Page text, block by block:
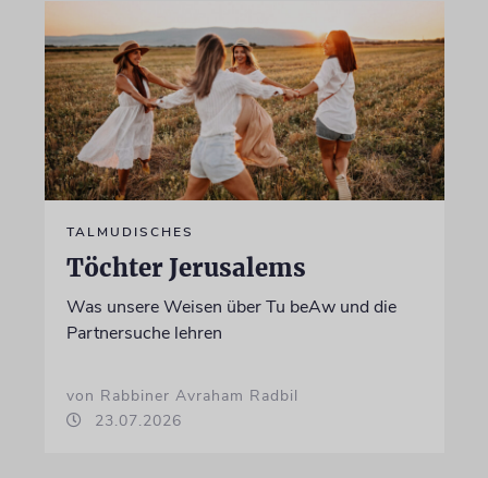
TALMUDISCHES
Töchter Jerusalems
Was unsere Weisen über Tu beAw und die
Partnersuche lehren
von Rabbiner Avraham Radbil
23.07.2026